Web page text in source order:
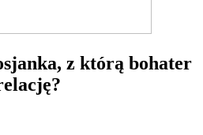
z którą bohater